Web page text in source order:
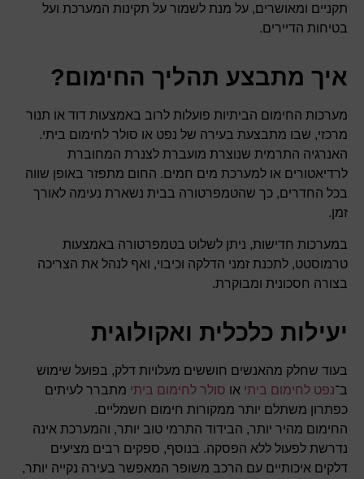
תקניים ומאושרים, על מנת לשמור על תקינות המערכת ועל
בטיחות הדיירים.
איך מתבצע תהליך החימום?
מערכות החימום הביתיות פועלות לרוב באמצעות דוד או תנור
מרכזי, שבו מתבצעת בעירה של נפט או סולר לחימום ביתי.
האנרגיה התרמית שנוצרת מועברת לצנרת המחוברת
לרדיאטורים או למערכת מים חמים. החום מתפזר באופן שווה
בכל החדרים, כך שהטמפרטורה בבית נשארת נעימה לאורך
זמן.
במערכות חדישות, ניתן לשלוט בטמפרטורה באמצעות
טרמוסטט, לתכנת זמני הדלקה וכיבוי, ואף לנהל את הצריכה
בצורה חסכונית ומבוקרת.
יעילות כלכלית ואקולוגית
בעוד שחלק מהאנשים חוששים מעלויות דלק, בפועל שימוש
ב־נפט לחימום ביתי או סולר לחימום ביתי מתברר לעיתים
כפתרון משתלם יותר ממקורות חימום חשמליים.
החימום מהיר יותר, הבידוד התרמי טוב יותר, והמערכת אינה
נדרשת לפעול ללא הפסקה. בנוסף, ספקים רבים מציעים
דלקים איכותיים עם הרכב משופר המאפשר בעירה נקייה יותר,